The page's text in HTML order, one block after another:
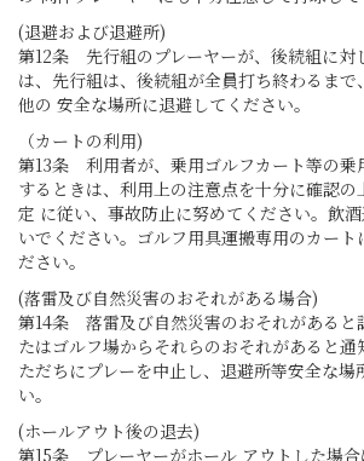
(退避および退避所)
第12条 先行組のプレーヤーが、後続組に対
は、先行組は、後続組が全員打ち終わるまで
他の 安全な場所に退避してください。
（カートの利用)
第13条 利用者が、乗用ゴルフカート等の乗
するときは、利用上の注意点を十分に確認
定 に従い、事故防止に努めてください。飲
いでください。ゴルフ用具運搬専用のカート
ださい。
(落雷及び自然災害のおそれがある場合)
第14条 落雷及び自然災害のおそれがあると
たはゴルフ場からそれらのおそれがあると通
ただちにプレーを中止し、退避所等安全な場
い。
(ホールアウト後の退去)
第15条 プレーヤーがホール アウトした場